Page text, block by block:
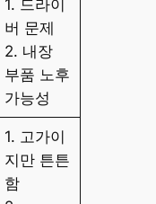
1. 드라이
버 문제
2. 내장
부품 노후
가능성
1. 고가이
지만 튼튼
함